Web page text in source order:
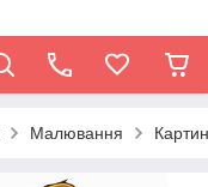
Малювання